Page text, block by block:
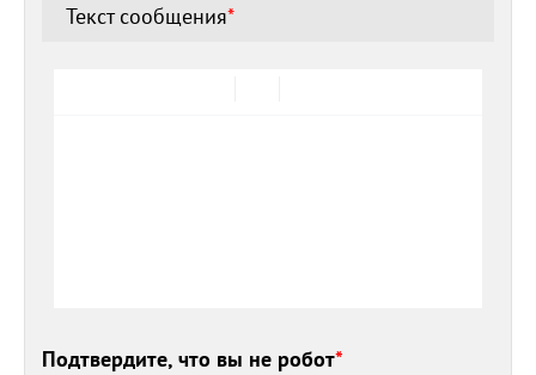
Текст сообщения*
Подтвердите, что вы не робот*